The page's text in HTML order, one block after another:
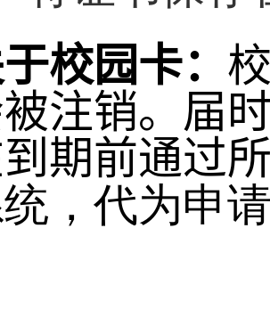
校园卡：
注销。届
期前通过
，代为申